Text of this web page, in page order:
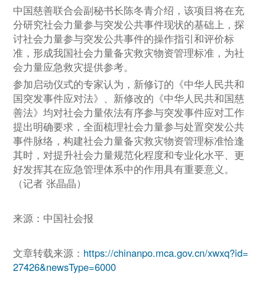
中国慈善联合会副秘书长陈冬青介绍，该项目将在充
分研究社会力量参与突发公共事件现状的基础上，探
讨社会力量参与突发公共事件的操作指引和评价标
准，形成我国社会力量备灾救灾物资管理标准，为社
会力量应急救灾提供参考。
参加启动仪式的专家认为，新修订的《中华人民共和
国突发事件应对法》、新修改的《中华人民共和国慈
善法》均对社会力量依法有序参与突发事件应对工作
提出明确要求，全面梳理社会力量参与处置突发公共
事件脉络，构建社会力量备灾救灾物资管理标准恰逢
其时，对提升社会力量规范化程度和专业化水平、更
好发挥其在应急管理体系中的作用具有重要意义。
（记者 张晶晶）
来源：中国社会报
文章转载来源： https://chinanpo.mca.gov.cn/xwxq?id=
27426&newsType=6000